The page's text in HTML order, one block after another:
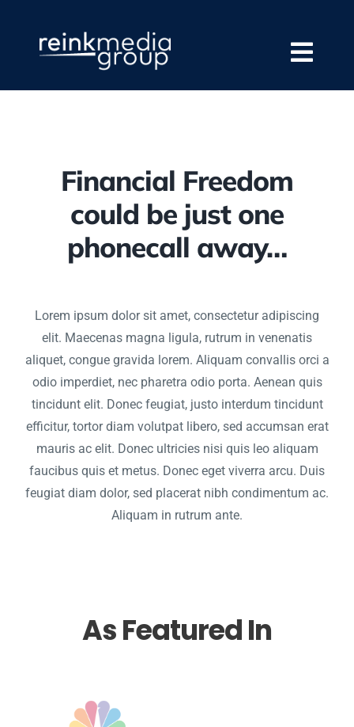
content
Team
Financial Freedom
could be just one
phonecall away…
Lorem ipsum dolor sit amet, consectetur adipiscing
elit. Maecenas magna ligula, rutrum in venenatis
aliquet, congue gravida lorem. Aliquam convallis orci a
odio imperdiet, nec pharetra odio porta. Aenean quis
tincidunt elit. Donec feugiat, justo interdum tincidunt
efficitur, tortor diam volutpat libero, sed accumsan erat
mauris ac elit. Donec ultricies nisi quis leo aliquam
faucibus quis et metus. Donec eget viverra arcu. Duis
feugiat diam dolor, sed placerat nibh condimentum ac.
Aliquam in rutrum ante.
As Featured In